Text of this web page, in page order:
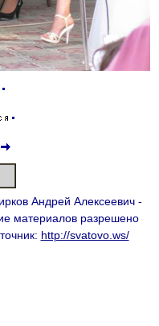
Андрей Алексеевич -
материалов разрешено
http://svatovo.ws/